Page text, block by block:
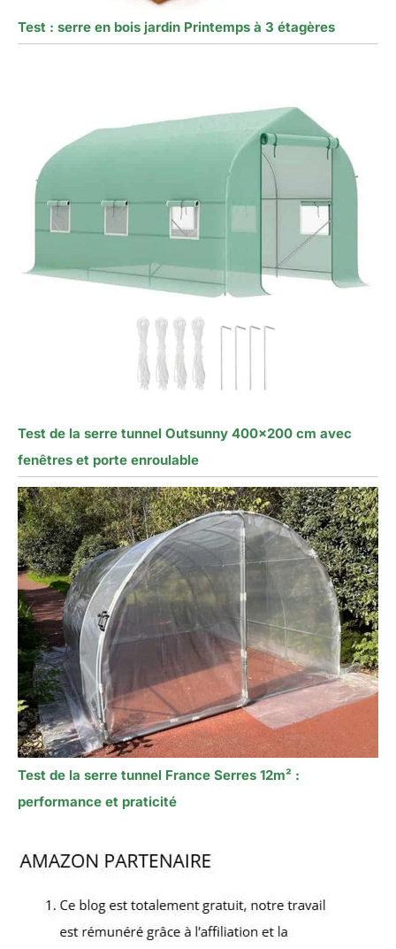
Test : serre en bois jardin Printemps à 3 étagères
Test de la serre tunnel Outsunny 400×200 cm avec
fenêtres et porte enroulable
Test de la serre tunnel France Serres 12m² :
performance et praticité